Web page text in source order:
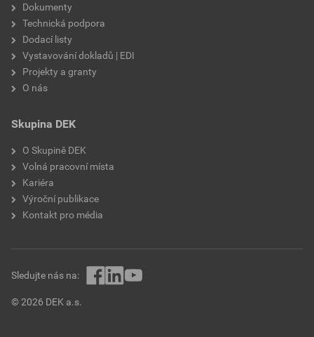
Dokumenty
Technická podpora
Dodací listy
Vystavování dokladů | EDI
Projekty a granty
O nás
Skupina DEK
O Skupině DEK
Volná pracovní místa
Kariéra
Výroční publikace
Kontakt pro média
© 2026 DEK a.s.
Sledujte nás na: